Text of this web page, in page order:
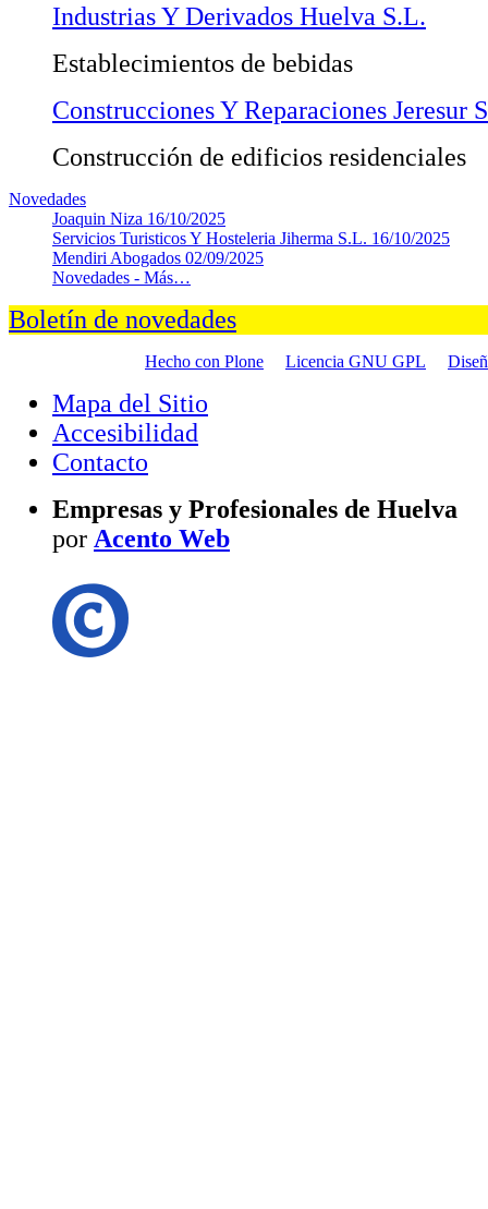
Industrias Y Derivados Huelva S.L.
Establecimientos de bebidas
Construcciones Y Reparaciones Jeresur
Construcción de edificios residenciales
Novedades
Joaquin Niza 16/10/2025
Servicios Turisticos Y Hosteleria Jiherma S.L. 16/10/2025
Mendiri Abogados 02/09/2025
Novedades - Más…
Boletín de novedades
Hecho con Plone Licencia GNU GPL
Mapa del Sitio
Accesibilidad
Contacto
Empresas y Profesionales de Huelva
por Acento Web